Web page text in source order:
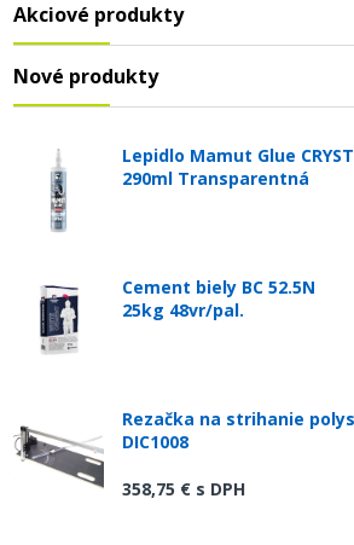
Akciové produkty
Nové produkty
Lepidlo Mamut Glue
290ml Transparentná
Cement biely BC 52.5N
25kg 48vr/pal.
Rezačka na strihanie
DIC1008
358,75 € s DPH